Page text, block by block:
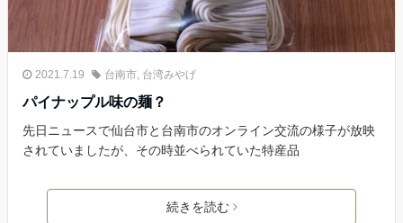
2021.7.19 台南市, 台湾みやげ
パイナップル味の麺？
先日ニュースで仙台市と台南市のオンライン交流の様子が放映
されていましたが、その時並べられていた特産品
続きを読む